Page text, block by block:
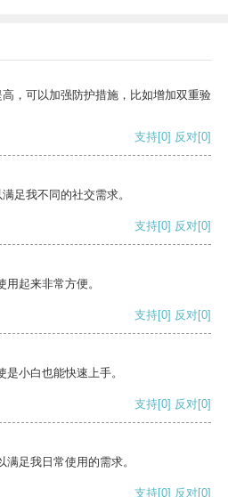
，可以加强防护措施，比如增加双重验
支持[0] 反对[0]
足我不同的社交需求。
支持[0] 反对[0]
起来非常方便。
支持[0] 反对[0]
小白也能快速上手。
支持[0] 反对[0]
足我日常使用的需求。
支持[0] 反对[0]